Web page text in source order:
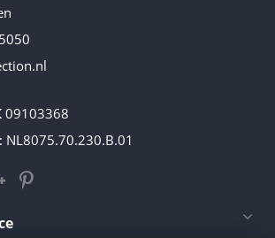
09103368
NL8075.70.230.B.01